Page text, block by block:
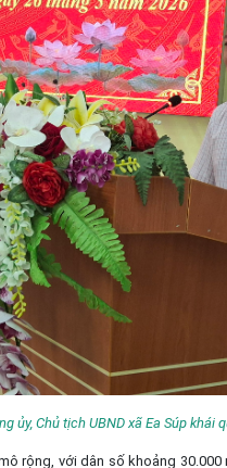
ủy, Chủ tịch UBND xã Ea Súp khái
rộng, với dân số khoảng